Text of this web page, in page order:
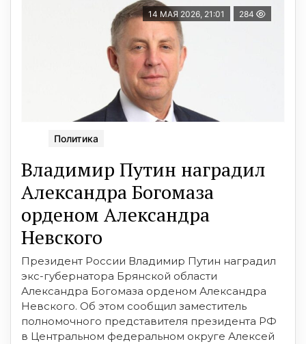
14 МАЯ 2026, 21:01 284
Политика
Владимир Путин наградил
Александра Богомаза
орденом Александра
Невского
Президент России Владимир Путин наградил
экс-губернатора Брянской области
Александра Богомаза орденом Александра
Невского. Об этом сообщил заместитель
полномочного представителя президента РФ
в Центральном федеральном округе Алексей